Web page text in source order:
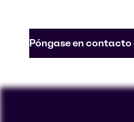
Póngase en